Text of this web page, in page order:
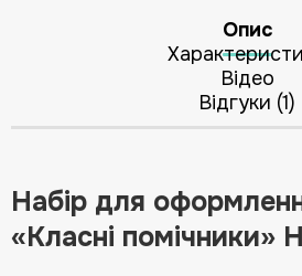
Опис
Відео
Відгуки (1)
Набір для
«Класні